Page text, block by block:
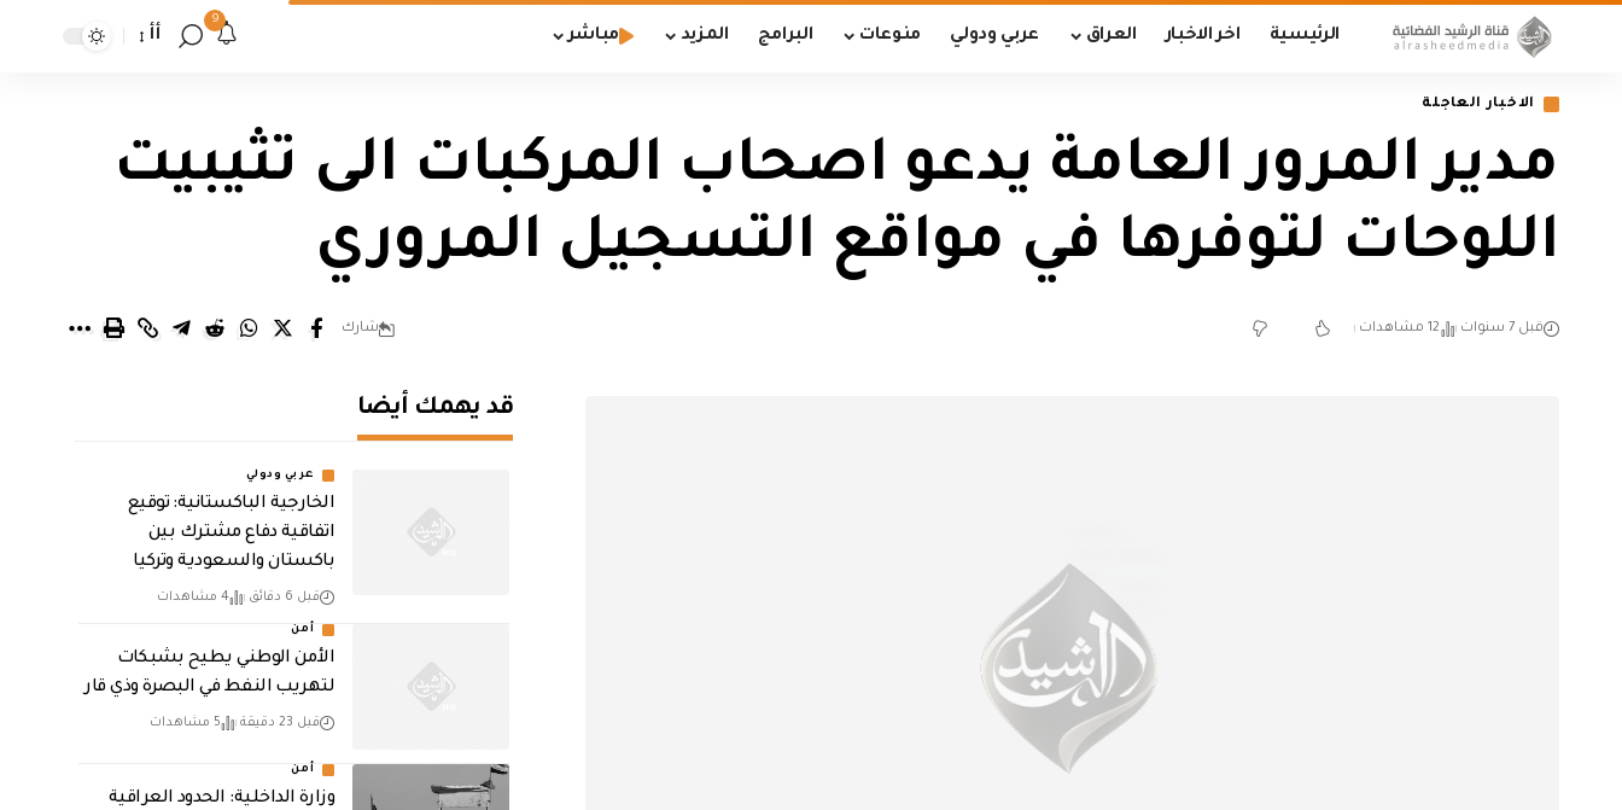
الرئيسية اخر الاخبار العراق عربي ودولي منوعات البرامج المزيد مباشر
9
أأ
الاخبار العاجلة
مدير المرور العامة يدعو اصحاب المركبات الى تثيبيت
اللوحات لتوفرها في مواقع التسجيل المروري
قبل 7 سنوات 12 مشاهدات شارك
قد يهمك أيضا
عربي ودولي
الخارجية الباكستانية: توقيع
اتفاقية دفاع مشترك بين
باكستان والسعودية وتركيا
قبل 6 دقائق 4 مشاهدات
أمن
الأمن الوطني يطيح بشبكات
لتهريب النفط في البصرة وذي قار
قبل 23 دقيقة 5 مشاهدات
أمن
وزارة الداخلية: الحدود العراقية